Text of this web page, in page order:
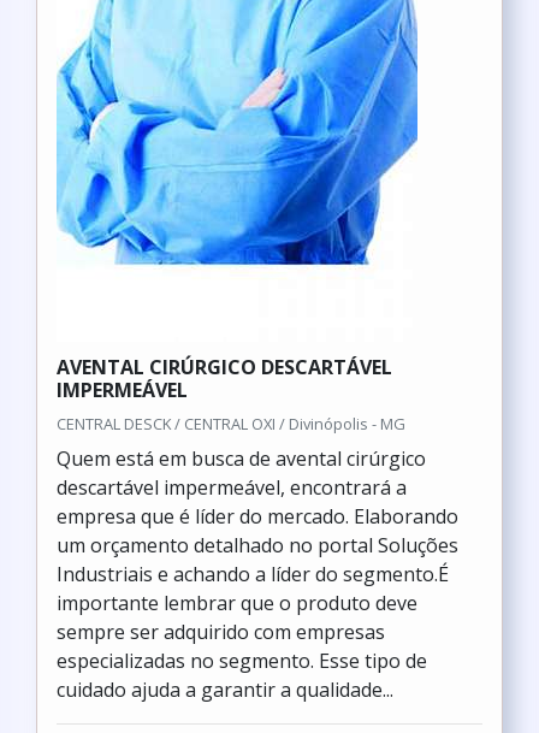
AVENTAL CIRÚRGICO DESCARTÁVEL
IMPERMEÁVEL
CENTRAL DESCK / CENTRAL OXI / Divinópolis - MG
Quem está em busca de avental cirúrgico
descartável impermeável, encontrará a
empresa que é líder do mercado. Elaborando
um orçamento detalhado no portal Soluções
Industriais e achando a líder do segmento.É
importante lembrar que o produto deve
sempre ser adquirido com empresas
especializadas no segmento. Esse tipo de
cuidado ajuda a garantir a qualidade...